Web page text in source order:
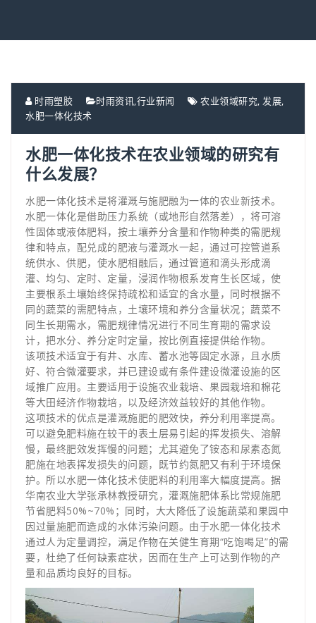
时雨塑胶 时雨资讯,行业新闻 农业领域研究, 发展,
水肥一体化技术
水肥一体化技术在农业领域的研究有
什么发展？
水肥一体化技术是将灌溉与施肥融为一体的农业新技术。
水肥一体化是借助压力系统（或地形自然落差），将可溶
性固体或液体肥料，按土壤养分含量和作物种类的需肥规
律和特点，配兑成的肥液与灌溉水一起，通过可控管道系
统供水、供肥，使水肥相融后，通过管道和滴头形成滴
灌、均匀、定时、定量，浸润作物根系发育生长区域，使
主要根系土壤始终保持疏松和适宜的含水量，同时根据不
同的蔬菜的需肥特点，土壤环境和养分含量状况；蔬菜不
同生长期需水，需肥规律情况进行不同生育期的需求设
计，把水分、养分定时定量，按比例直接提供给作物。
该项技术适宜于有井、水库、蓄水池等固定水源，且水质
好、符合微灌要求，并已建设或有条件建设微灌设施的区
域推广应用。主要适用于设施农业栽培、果园栽培和棉花
等大田经济作物栽培，以及经济效益较好的其他作物。
这项技术的优点是灌溉施肥的肥效快，养分利用率提高。
可以避免肥料施在较干的表土层易引起的挥发损失、溶解
慢，最终肥效发挥慢的问题；尤其避免了铵态和尿素态氮
肥施在地表挥发损失的问题，既节约氮肥又有利于环境保
护。所以水肥一体化技术使肥料的利用率大幅度提高。据
华南农业大学张承林教授研究，灌溉施肥体系比常规施肥
节省肥料50%~70%；同时，大大降低了设施蔬菜和果园中
因过量施肥而造成的水体污染问题。由于水肥一体化技术
通过人为定量调控，满足作物在关健生育期“吃饱喝足”的需
要，杜绝了任何缺素症状，因而在生产上可达到作物的产
量和品质均良好的目标。